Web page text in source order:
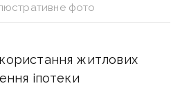
фото
житлових
іпотеки